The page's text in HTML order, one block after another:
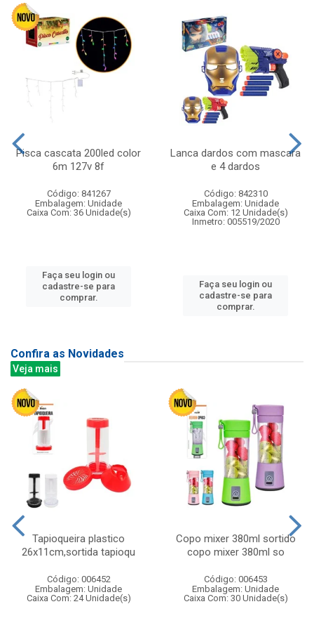
Pisca cascata 200led color
6m 127v 8f
Código: 841267
Embalagem: Unidade
Caixa Com: 36 Unidade(s)
Faça seu login ou
cadastre-se para
comprar.
Lanca dardos com mascara
e 4 dardos
Código: 842310
Embalagem: Unidade
Caixa Com: 12 Unidade(s)
Inmetro: 005519/2020
Faça seu login ou
cadastre-se para
comprar.
Confira as Novidades
Veja mais
Tapioqueira plastico
26x11cm,sortida tapioqu
Código: 006452
Embalagem: Unidade
Caixa Com: 24 Unidade(s)
Copo mixer 380ml sortido
copo mixer 380ml so
Código: 006453
Embalagem: Unidade
Caixa Com: 30 Unidade(s)